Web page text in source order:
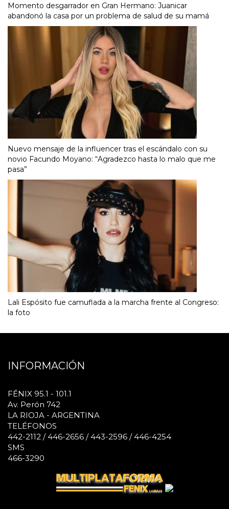
Momento desgarrador en Gran Hermano: Juanicar
abandonó la casa por un problema de salud de su mamá
Nuevo mensaje de la influencer tras el escándalo con su
novio Facundo Moyano: “Agradezco hasta lo malo que me
pasa”
Lali Espósito fue camuflada a la marcha frente al Congreso:
la foto
INFORMACIÓN
FÉNIX 95.1 - 101.1
Av. Perón 742
LA RIOJA - ARGENTINA
TELÉFONOS
442-2112 / 446-2656 / 443-2596 / 446-4254
SMS
466-3290